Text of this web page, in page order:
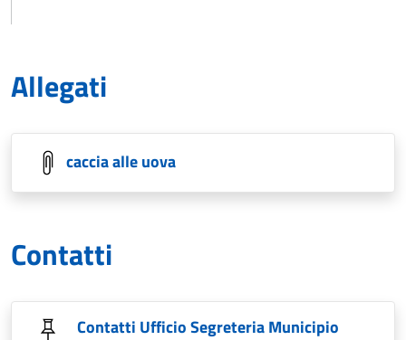
Allegati
caccia alle uova
Contatti
Contatti Ufficio Segreteria Municipio